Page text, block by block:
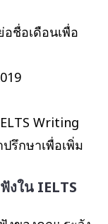
ชื่อเดือนเพื่อ
Writing
รึกษาเพื่อเพิ่ม
งใน IELTS